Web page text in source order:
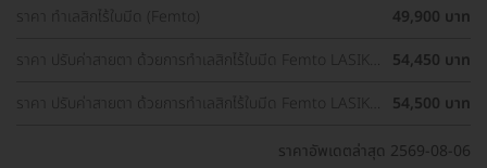
ราคา ทำเลสิกไร้ใบมีด (Femto)
49,900 บาท
ราคา ปรับค่าสายตา ด้วยการทำเลสิกไร้ใบมีด Femto LASIK 2
54,450 บาท
ราคา ปรับค่าสายตา ด้วยการทำเลสิกไร้ใบมีด Femto LASIK 2
54,500 บาท
ราคาอัพเดตล่าสุด 2569-08-06